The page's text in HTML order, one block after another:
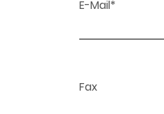
E-Mail*
Fax